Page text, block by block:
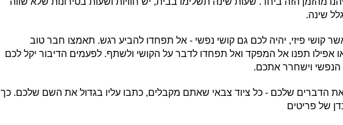
שינה.
קושי פיזי, יהיה לכם גם קושי נפשי - אל תפחדו להביע רגש. תאמצו חבר טוב
אפילו תפנו אל המפקד ואל תפחדו לדבר על הקושי ולשתף. לפעמים הדיבור יקל לכם
וישחרר אתכם.
את הדברים שלכם - כל ציוד צבאי שאתם מקבלים, כתבו עליו בגדול את השם שלכם. כך
של פריטים